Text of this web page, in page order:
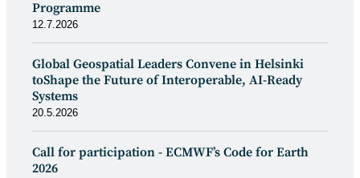
Programme
12.7.2026
Global Geospatial Leaders Convene in Helsinki
toShape the Future of Interoperable, AI-Ready
Systems
20.5.2026
Call for participation - ECMWF’s Code for Earth
2026